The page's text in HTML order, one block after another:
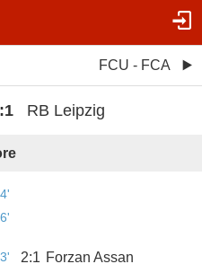
FCU - FCA
:1 RB Leipzig
2:1 Forzan Assan